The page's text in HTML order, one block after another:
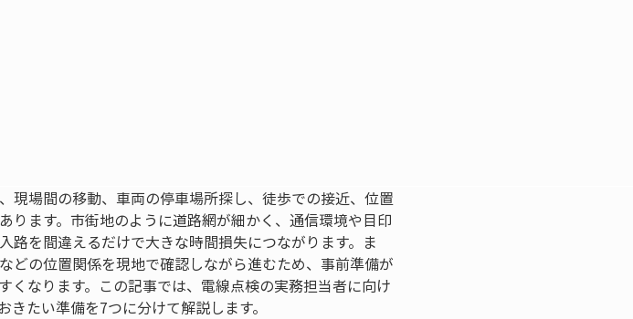
現場間の移動、車両の停車場所探し、徒歩での接近、位置
ります。市街地のように道路網が細かく、通信環境や目印
を間違えるだけで大きな時間損失につながります。ま
どの位置関係を現地で確認しながら進むため、事前準備が
くなります。この記事では、電線点検の実務担当者に向け
たい準備を7つに分けて解説します。